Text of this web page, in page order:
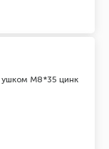
М8*35 цинк